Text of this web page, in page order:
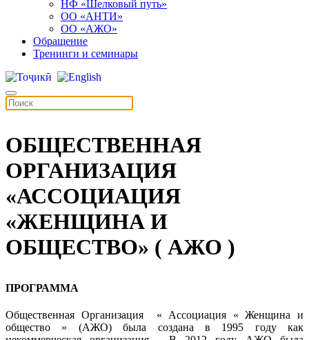
НФ «Шелковый путь»
ОО «АНТИ»
ОО «АЖО»
Обращение
Тренинги и семинары
ОБЩЕСТВЕННАЯ
ОРГАНИЗАЦИЯ
«АССОЦИАЦИЯ
«ЖЕНЩИНА И
ОБЩЕСТВО» ( АЖО )
ПРОГРАММА
Общественная Организация « Ассоциация « Женщина и
общество » (АЖО) была создана в 1995 году как